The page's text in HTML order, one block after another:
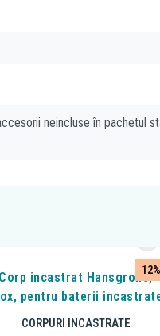
neincluse în
12%
Corp incastrat Hansgrohe,
pentru baterii
CORPURI INCASTRATE